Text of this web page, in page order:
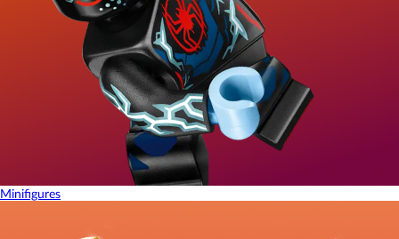
Minifigures